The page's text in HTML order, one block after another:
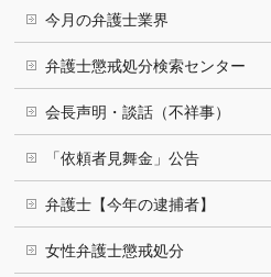
今月の弁護士業界
弁護士懲戒処分検索センター
会長声明・談話（不祥事）
「依頼者見舞金」公告
弁護士【今年の逮捕者】
女性弁護士懲戒処分